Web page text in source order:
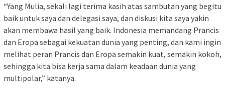
“Yang Mulia, sekali lagi terima kasih atas sambutan yang begitu
baik untuk saya dan delegasi saya, dan diskusi kita saya yakin
akan membawa hasil yang baik. Indonesia memandang Prancis
dan Eropa sebagai kekuatan dunia yang penting, dan kami ingin
melihat peran Prancis dan Eropa semakin kuat, semakin kokoh,
sehingga kita bisa kerja sama dalam keadaan dunia yang
multipolar,” katanya.